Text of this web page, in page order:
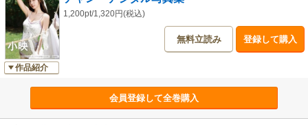
作品紹介
1,200pt/1,320円(税込)
無料立読み 登録して購入
会員登録して全巻購入